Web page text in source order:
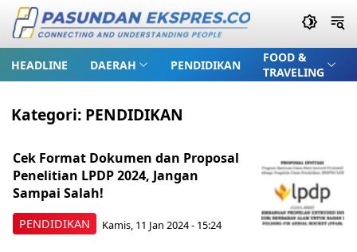
HEADLINE DAERAH PENDIDIKAN
FOOD &
TRAVELING
Kategori: PENDIDIKAN
PENDIDIKAN
Cek Format Dokumen dan Proposal
Penelitian LPDP 2024, Jangan
Sampai Salah!
Kamis, 11 Jan 2024 - 15:24